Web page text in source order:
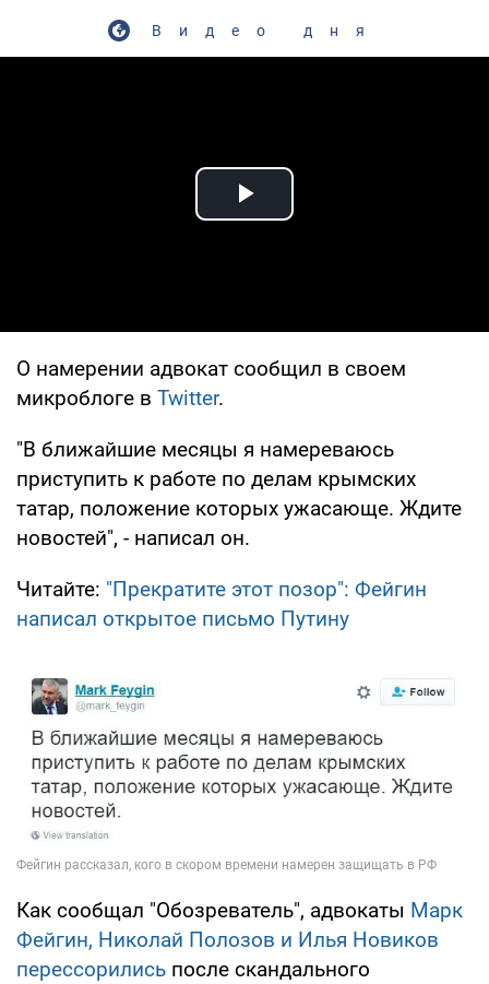
Видео дня
Play Video
О намерении адвокат сообщил в своем
микроблоге в Twitter.
"В ближайшие месяцы я намереваюсь
приступить к работе по делам крымских
татар, положение которых ужасающе. Ждите
новостей", - написал он.
Читайте: "Прекратите этот позор": Фейгин
написал открытое письмо Путину
Как сообщал "Обозреватель", адвокаты Марк
Фейгин, Николай Полозов и Илья Новиков
перессорились после скандального